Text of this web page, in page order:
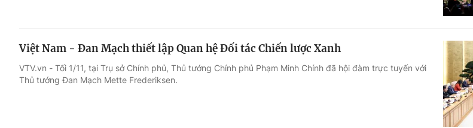
Việt Nam - Đan Mạch thiết lập Quan hệ Đối tác Chiến lược Xanh
VTV.vn - Tối 1/11, tại Trụ sở Chính phủ, Thủ tướng Chính phủ Phạm Minh Chính đã hội đàm trực tuyến với
Thủ tướng Đan Mạch Mette Frederiksen.